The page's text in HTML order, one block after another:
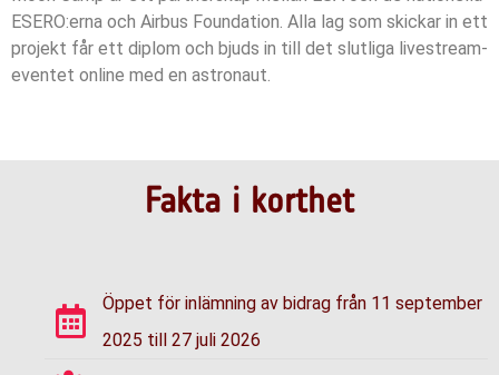
ESERO:erna och Airbus Foundation. Alla lag som skickar in ett
projekt får ett diplom och bjuds in till det slutliga livestream-
eventet online med en astronaut.
Fakta i korthet
Öppet för inlämning av bidrag från 11 september
2025 till 27 juli 2026